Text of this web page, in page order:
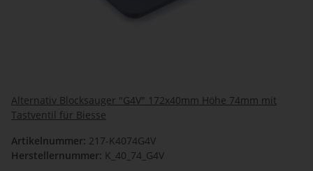
Alternativ Blocksauger "G4V" 172x40mm Höhe 74mm mit
Tastventil für Biesse
Artikelnummer: 217-K4074G4V
Herstellernummer: K_40_74_G4V